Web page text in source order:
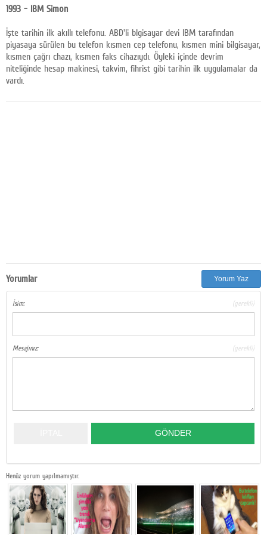
Google Plus
© 2026 TÜM HAKLARI SAKLIDIR
1993 - IBM Simon
İşte tarihin ilk akıllı telefonu. ABD'li blgisayar devi IBM tarafından
piyasaya sürülen bu telefon kısmen cep telefonu, kısmen mini bilgisayar,
kısmen çağrı chazı, kısmen faks cihazıydı. Öyleki içinde devrim
niteliğinde hesap makinesi, takvim, fihrist gibi tarihin ilk uygulamalar da
vardı.
Yorumlar Yorum Yaz
İsim: (gerekli)
Mesajınız: (gerekli)
Henüz yorum yapılmamıştır.